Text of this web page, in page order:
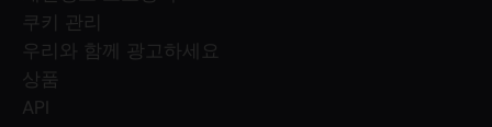
쿠키 관리
우리와 함께 광고하세요
상품
API